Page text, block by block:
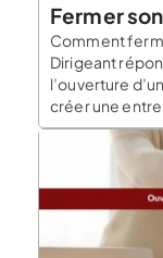
Fermer
Comment
Dirigeant
l’ouverture
créer une
Cependant, en
procédure à
fermer son
Food […]